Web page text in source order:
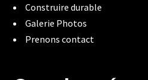
Construire durable
Galerie Photos
Prenons contact